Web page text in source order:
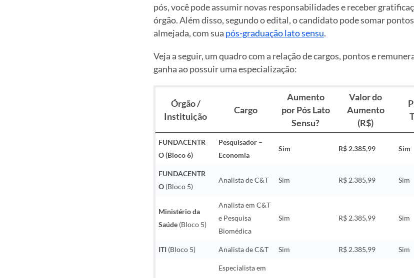
pós, você pode assumir novas responsabilidades e receber
órgão. Além disso, segundo o edital, o candidato pode somar
almejada, com sua pós-graduação lato sensu.
Veja a seguir, um quadro com a relação de cargos, pontos e
ganha ao possuir uma especialização:
Órgão /
Instituição
Cargo
Aumento
por Pós Lato
Sensu?
Valor do
Aumento
(R$)
FUNDACENTR
O(Bloco 6)
Pesquisador –
Economia
Sim R$ 2.385,99 Sim
FUNDACENTR
O(Bloco 5)
Analista de C&T Sim R$ 2.385,99 Sim
Ministério da
Saúde(Bloco 5)
Analista em C&T
e Pesquisa
Biomédica
Sim R$ 2.385,99 Sim
ITI(Bloco 5) Analista de C&T Sim R$ 2.385,99 Sim
Especialista em